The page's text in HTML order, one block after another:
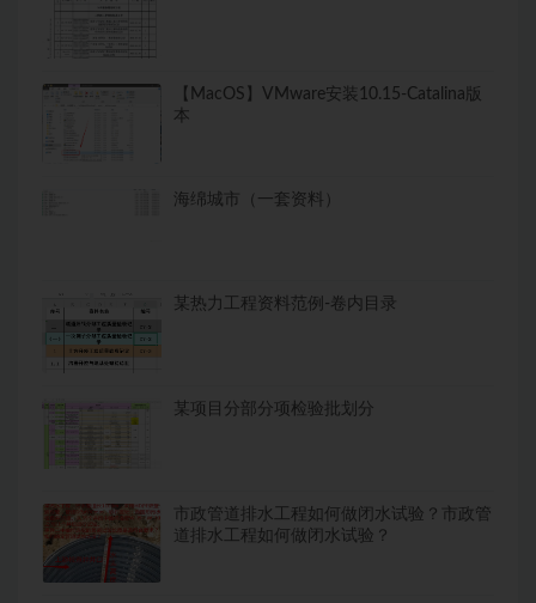
【MacOS】VMware安装10.15-Catalina版
本
海绵城市（一套资料）
某热力工程资料范例-卷内目录
某项目分部分项检验批划分
市政管道排水工程如何做闭水试验？市政管
道排水工程如何做闭水试验？